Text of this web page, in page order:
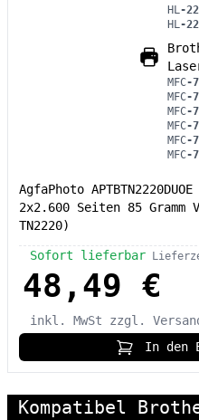
HL -
HL -
MFC-
MFC-
MFC-
MFC-
MFC-
MFC-
AgfaPhoto
2x2.600 Seiten 85
TN2220)
Sofort lieferbar
48,49 €
inkl. MwSt
zzgl.
In den
Kompatibel